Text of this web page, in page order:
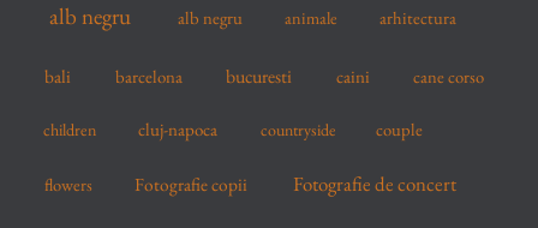
alb negru alb negru animale arhitectura
bali barcelona bucuresti caini cane corso
children cluj-napoca countryside couple
flowers Fotografie copii Fotografie de concert